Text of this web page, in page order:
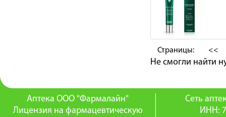
Страницы: <<
Не смогли найти
Аптека ООО "Фармалайн"
Лицензия на фармацевтическую
Сеть
ИНН: